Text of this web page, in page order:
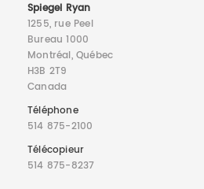
Spiegel Ryan
1255, rue Peel
Bureau 1000
Montréal, Québec
H3B 2T9
Canada
Téléphone
514 875-2100
Télécopieur
514 875-8237